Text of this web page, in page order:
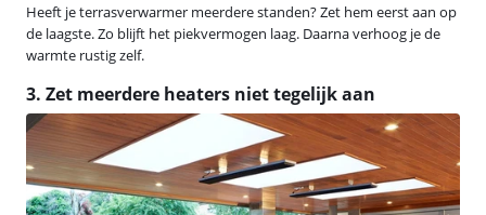
Heeft je terrasverwarmer meerdere standen? Zet hem eerst aan op
de laagste. Zo blijft het piekvermogen laag. Daarna verhoog je de
warmte rustig zelf.
3. Zet meerdere heaters niet tegelijk aan